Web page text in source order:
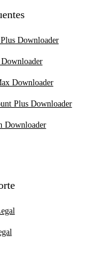
Downloader
Downloader
Plus Downloader
Downloader